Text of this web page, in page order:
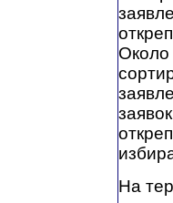
Около
На